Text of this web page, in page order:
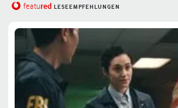
featured LESEEMPFEHLUNGEN